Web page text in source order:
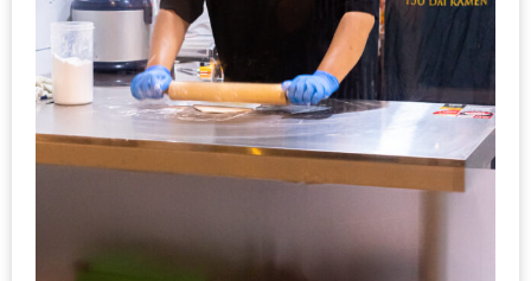
เพลิน
HFG
E-
NEWS
GAME
SEAFOOD)